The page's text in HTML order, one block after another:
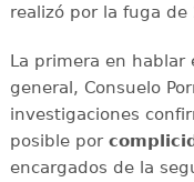
realizó por la fuga
La primera en hablar
general, Consuelo
investigaciones
posible por
encargados de la